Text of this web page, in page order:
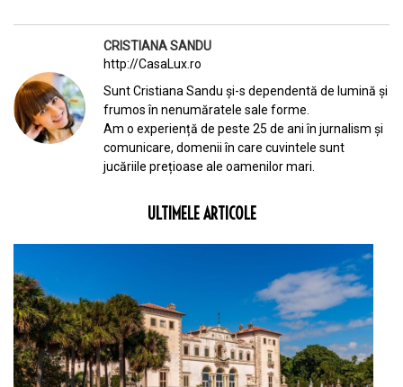
CRISTIANA SANDU
http://CasaLux.ro
Sunt Cristiana Sandu și-s dependentă de lumină și
frumos în nenumăratele sale forme.
Am o experiență de peste 25 de ani în jurnalism și
comunicare, domenii în care cuvintele sunt
jucăriile prețioase ale oamenilor mari.
ULTIMELE ARTICOLE